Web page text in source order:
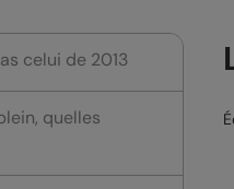
celui de 2013
quelles